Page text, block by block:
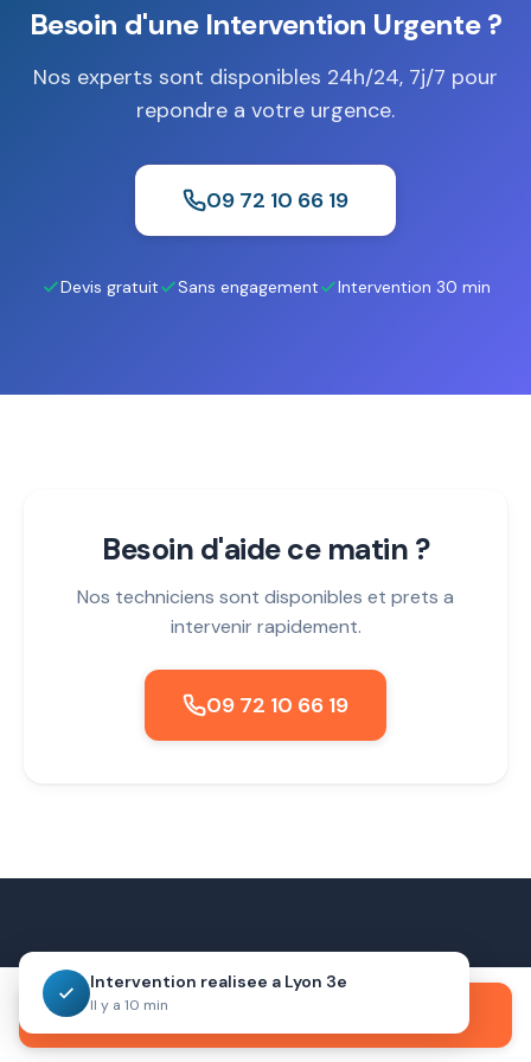
Besoin d'une Intervention Urgente ?
Nos experts sont disponibles 24h/24, 7j/7 pour
repondre a votre urgence.
09 72 10 66 19
Devis gratuit Sans engagement Intervention 30 min
Besoin d'aide ce matin ?
Nos techniciens sont disponibles et prets a
intervenir rapidement.
09 72 10 66 19
Serrurier du Coin
contact@serrurier-du-coin.fr
Intervention realisee a Lyon 3e
Il y a 10 min